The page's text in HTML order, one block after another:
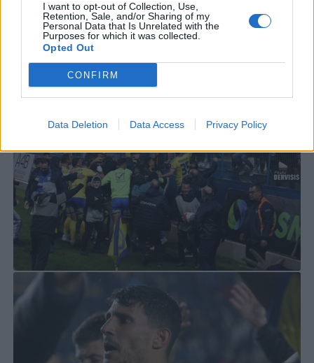
I want to opt-out of Collection, Use,
Retention, Sale, and/or Sharing of my
Personal Data that Is Unrelated with the
Purposes for which it was collected.
Opted Out
CONFIRM
Data Deletion Data Access Privacy Policy